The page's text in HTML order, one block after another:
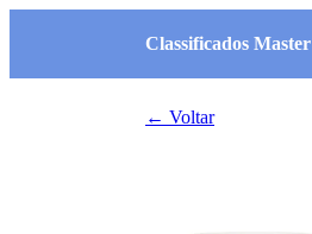
Classificados Master
← Voltar